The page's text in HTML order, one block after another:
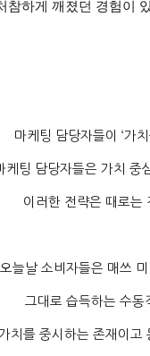
참하게 깨졌던 경험이
마케팅 담당자들이 ‘가
케팅 담당자들은 가치 중
이러한 전략은 때로는
오늘날 소비자들은 매쓰
그대로 습득하는 수동
치를 중시하는 존재이고